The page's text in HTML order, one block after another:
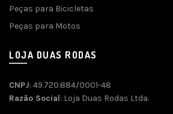
Peças para Bicicletas
Peças para Motos
LOJA DUAS RODAS
CNPJ: 49.720.884/0001-48
Razão Social: Loja Duas Rodas Ltda.